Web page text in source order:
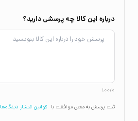
درباره این کالا چه پرسشی دارید؟
100/0
ثبت پرسش به معنی موافقت با قوانین انتشار دیدگاه‌ها